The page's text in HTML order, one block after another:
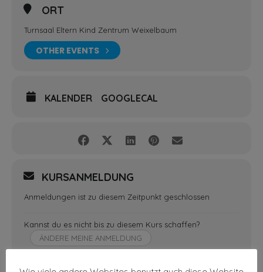
ORT
Turnsaal Eltern Kind Zentrum Weixelbaum
OTHER EVENTS
KALENDER GOOGLECAL
KURSANMELDUNG
Anmeldungen ist zu diesem Zeitpunkt geschlossen
Kannst du es nicht bis zu diesem Kurs schaffen?
ÄNDERE MEINE ANMELDUNG